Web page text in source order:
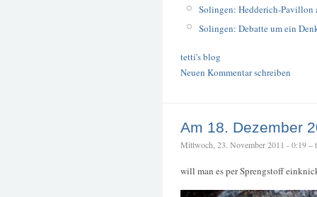
Solingen: Hedderich-Pavillon
Solingen: Debatte um ein
tetti's blog
Neuen Kommentar schreiben
Am 18. Dezember
Mittwoch, 23. November 2011 - 0:19 –
will man es per Sprengstoff